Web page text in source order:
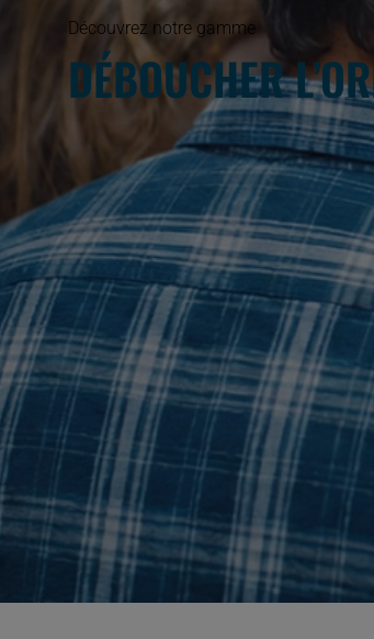
Découvrez notre gamme
DÉBOUCHER